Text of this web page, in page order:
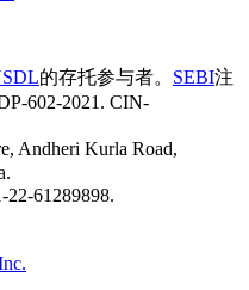
的存托参与者。 SEBI注
602-2021. CIN-
Andheri Kurla Road,
22-61289898.